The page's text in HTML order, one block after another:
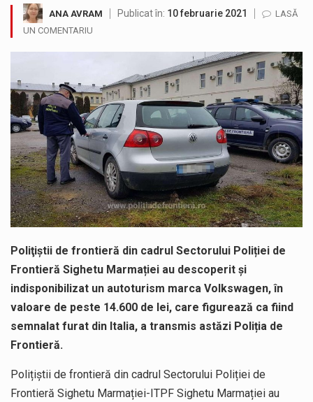
Tot mai multi băimăreni semnalează prezența cersetorilor de etnie romă pe raza municipiului. Orasul este la propriu impânzit de ei…
În acest sfârșit de săptămână, jandarmii maramureșeni vor fi prezenți la manifestările cultural-artistice și sportive care vor avea loc pe…
Liceul Ucrainean „Taras Șevcenko” din Sighetu Marmației, singurul liceu din România cu predare în limba ucraineană, are potențialul de a-și…
Proiectul pentru reconstrucția definitivă a podului peste râul Săsar din Baia Mare avansează într-o nouă etapă concretă. După asigurarea finanțării…
COD GALBEN. Interval de valabilitate: 07 august, ora 12.00 – 07 august, ora 23.00 / Fenomene vizate: instabilitate atmosferică, intensificări…
Proiectul de lege privind Strategia națională pentru conservarea biodiversității a fost din nou dezbătut ieri și în final adoptat de…
ANA AVRAM Publicat în: 10 februarie 2021
LASĂ
UN COMENTARIU
Poliţiştii de frontieră din cadrul Sectorului Poliției de
Frontieră Sighetu Marmației au descoperit și
indisponibilizat un autoturism marca Volkswagen, în
valoare de peste 14.600 de lei, care figurează ca fiind
semnalat furat din Italia, a transmis astăzi Poliția de
Frontieră.
Polițiștii de frontieră din cadrul Sectorului Poliției de
Frontieră Sighetu Marmației-ITPF Sighetu Marmației au